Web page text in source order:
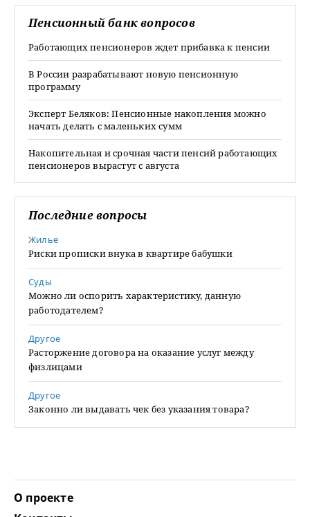
Пенсионный банк вопросов
Работающих пенсионеров ждет прибавка к пенсии
В России разрабатывают новую пенсионную
программу
Эксперт Беляков: Пенсионные накопления можно
начать делать с маленьких сумм
Накопительная и срочная части пенсий работающих
пенсионеров вырастут с августа
Последние вопросы
Жилье
Риски прописки внука в квартире бабушки
Суды
Можно ли оспорить характеристику, данную
работодателем?
Другое
Расторжение договора на оказание услуг между
физлицами
Другое
Законно ли выдавать чек без указания товара?
О проекте